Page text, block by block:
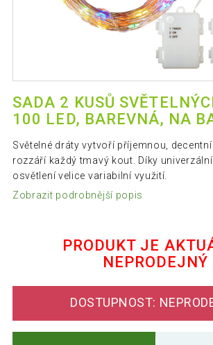
SADA 2 KUSŮ
100 LED, BAREVNÁ, NA
Světelné dráty vytvoří příjemnou,
rozzáří každý tmavý kout. Díky
osvětlení velice variabilní využití.
Zobrazit podrobnější popis
PRODUKT JE
NEPRODEJNÝ
DOSTUPNOST: